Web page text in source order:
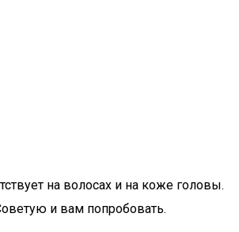
на волосах и на коже головы.
и вам попробовать.